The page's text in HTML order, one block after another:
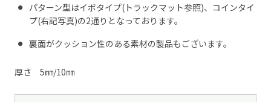
パターン型はイボタイプ(トラックマット参照)、コインタイ
プ(右記写真)の2通りとなっております。
裏面がクッション性のある素材の製品もございます。
厚さ 5㎜/10㎜